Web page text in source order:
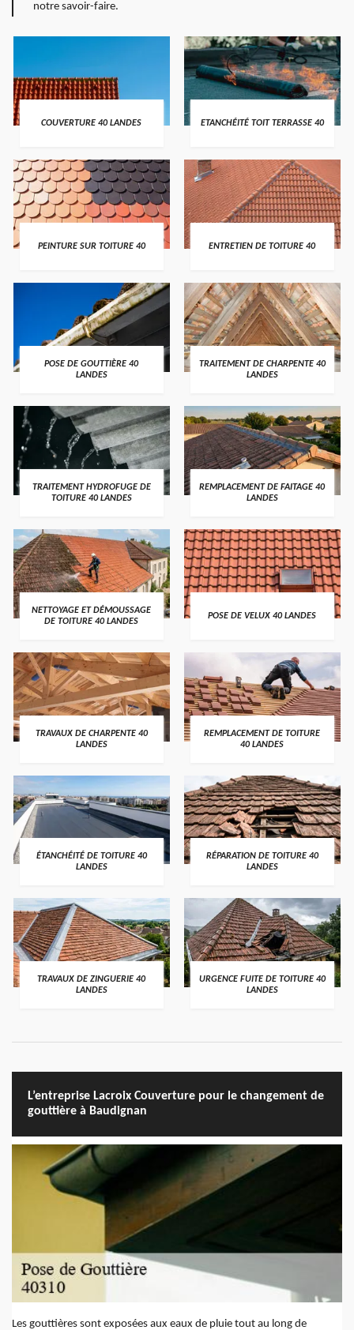
notre savoir-faire.
COUVERTURE 40 LANDES ETANCHÉITÉ TOIT TERRASSE 40
PEINTURE SUR TOITURE 40 ENTRETIEN DE TOITURE 40
POSE DE GOUTTIÈRE 40
LANDES
TRAITEMENT DE CHARPENTE 40
LANDES
TRAITEMENT HYDROFUGE DE
TOITURE 40 LANDES
REMPLACEMENT DE FAITAGE 40
LANDES
NETTOYAGE ET DÉMOUSSAGE
DE TOITURE 40 LANDES
POSE DE VELUX 40 LANDES
TRAVAUX DE CHARPENTE 40
LANDES
REMPLACEMENT DE TOITURE
40 LANDES
ÉTANCHÉITÉ DE TOITURE 40
LANDES
RÉPARATION DE TOITURE 40
LANDES
TRAVAUX DE ZINGUERIE 40
LANDES
URGENCE FUITE DE TOITURE 40
LANDES
L’entreprise Lacroix Couverture pour le changement de
gouttière à Baudignan
Les gouttières sont exposées aux eaux de pluie tout au long de